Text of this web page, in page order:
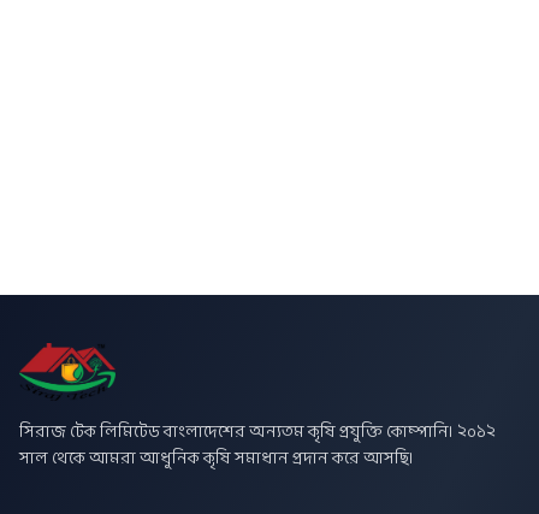
সিরাজ টেক লিমিটেড বাংলাদেশের অন্যতম কৃষি প্রযুক্তি কোম্পানি। ২০১২
সাল থেকে আমরা আধুনিক কৃষি সমাধান প্রদান করে আসছি।